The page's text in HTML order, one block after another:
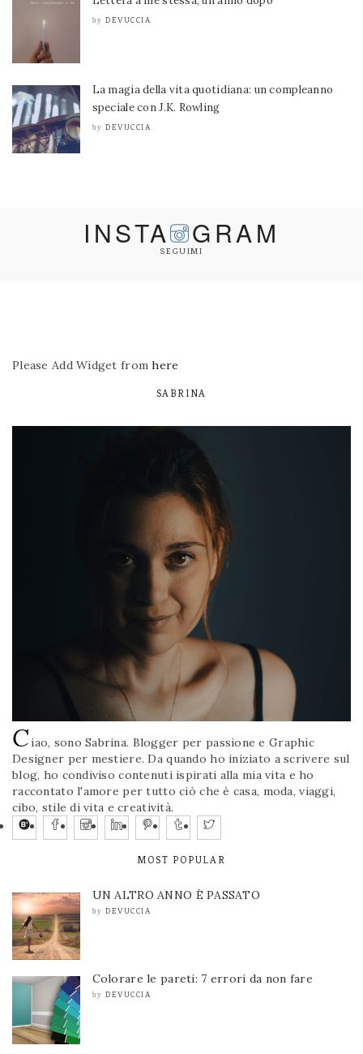
by DEVUCCIA
La magia della vita quotidiana: un compleanno
speciale con J.K. Rowling
by DEVUCCIA
INSTA GRAM
SEGUIMI
Please Add Widget fromhere
SABRINA
Ciao, sono Sabrina. Blogger per passione e Graphic
Designer per mestiere. Da quando ho iniziato a scrivere sul
blog, ho condiviso contenuti ispirati alla mia vita e ho
raccontato l'amore per tutto ciò che è casa, moda, viaggi,
cibo, stile di vita e creatività.
MOST POPULAR
UN ALTRO ANNO È PASSATO
by DEVUCCIA
Colorare le pareti: 7 errori da non fare
by DEVUCCIA